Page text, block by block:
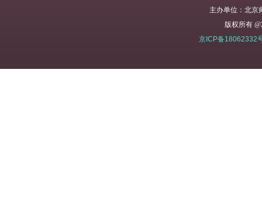
主办单位：北京
版权所有
京ICP备18062332